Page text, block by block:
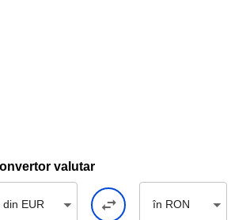
valutar
din EUR în RON